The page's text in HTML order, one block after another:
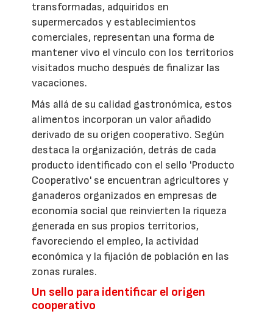
transformadas, adquiridos en
supermercados y establecimientos
comerciales, representan una forma de
mantener vivo el vínculo con los territorios
visitados mucho después de finalizar las
vacaciones.
Más allá de su calidad gastronómica, estos
alimentos incorporan un valor añadido
derivado de su origen cooperativo. Según
destaca la organización, detrás de cada
producto identificado con el sello 'Producto
Cooperativo' se encuentran agricultores y
ganaderos organizados en empresas de
economía social que reinvierten la riqueza
generada en sus propios territorios,
favoreciendo el empleo, la actividad
económica y la fijación de población en las
zonas rurales.
Un sello para identificar el origen
cooperativo